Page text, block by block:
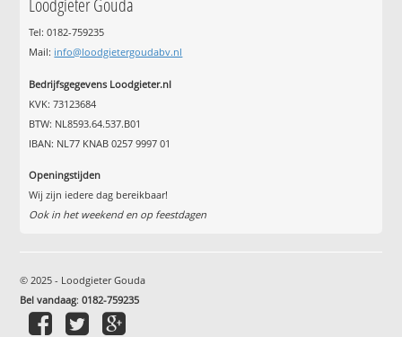
Tel: 0182-759235
Mail: info@loodgietergoudabv.nl
Bedrijfsgegevens Loodgieter.nl
KVK: 73123684
BTW: NL8593.64.537.B01
IBAN: NL77 KNAB 0257 9997 01
Openingstijden
Wij zijn iedere dag bereikbaar!
Ook in het weekend en op feestdagen
© 2025 - Loodgieter Gouda
Bel vandaag:0182-759235